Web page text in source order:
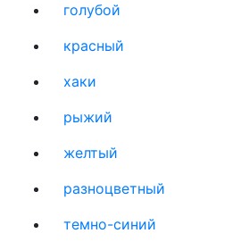
голубой
красный
хаки
рыжий
желтый
разноцветный
темно-синий